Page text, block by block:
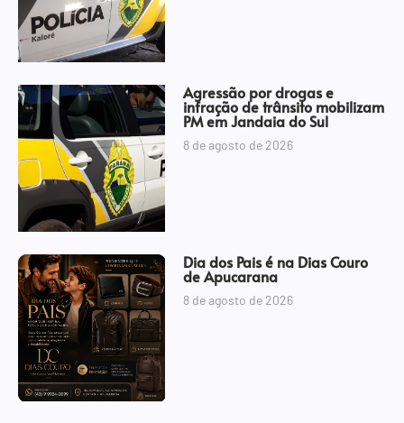
Agressão por drogas e
infração de trânsito mobilizam
PM em Jandaia do Sul
8 de agosto de 2026
Dia dos Pais é na Dias Couro
de Apucarana
8 de agosto de 2026